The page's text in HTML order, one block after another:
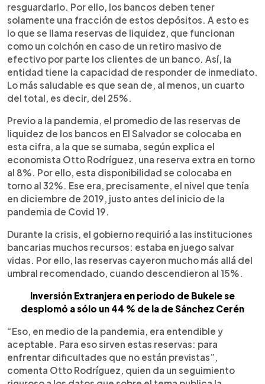
resguardarlo. Por ello, los bancos deben tener
solamente una fracción de estos depósitos. A esto es
lo que se llama reservas de liquidez, que funcionan
como un colchón en caso de un retiro masivo de
efectivo por parte los clientes de un banco. Así, la
entidad tiene la capacidad de responder de inmediato.
Lo más saludable es que sean de, al menos, un cuarto
del total, es decir, del 25%.
Previo a la pandemia, el promedio de las reservas de
liquidez de los bancos en El Salvador se colocaba en
esta cifra, a la que se sumaba, según explica el
economista Otto Rodríguez, una reserva extra en torno
al 8%. Por ello, esta disponibilidad se colocaba en
torno al 32%. Ese era, precisamente, el nivel que tenía
en diciembre de 2019, justo antes del inicio de la
pandemia de Covid 19.
Durante la crisis, el gobierno requirió a las instituciones
bancarias muchos recursos: estaba en juego salvar
vidas. Por ello, las reservas cayeron mucho más allá del
umbral recomendado, cuando descendieron al 15%.
Inversión Extranjera en periodo de Bukele se
desplomó a sólo un 44 % de la de Sánchez Cerén
“Eso, en medio de la pandemia, era entendible y
aceptable. Para eso sirven estas reservas: para
enfrentar dificultades que no están previstas”,
comenta Otto Rodríguez, quien da un seguimiento